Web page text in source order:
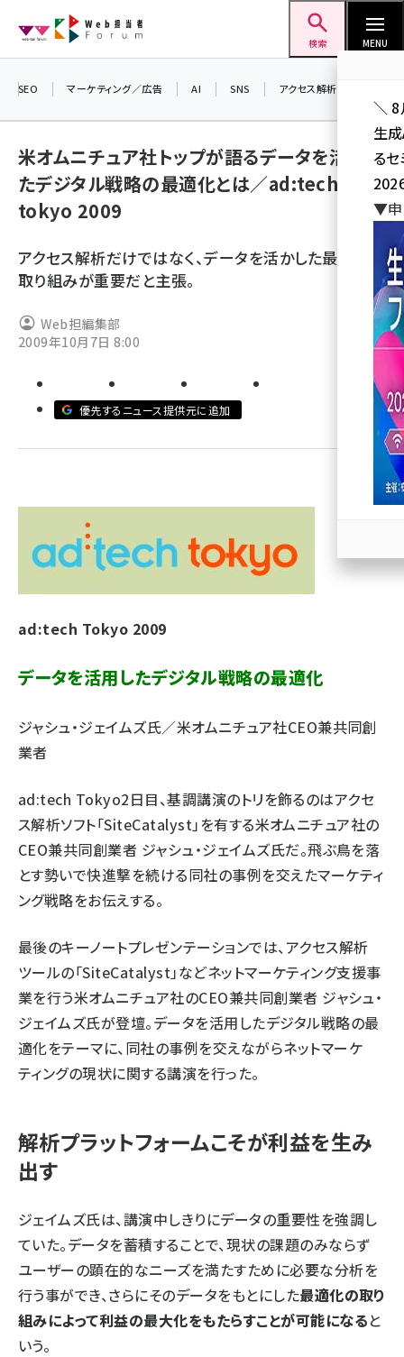
ン
検索 MENU
seo (3526)
youtube (2434)
セミナー (2307)
meo (1275)
SEO マーケティング／広告 AI SNS アクセス解析／データ分析
米オムニチュア社トップが語るデータを活用し
たデジタル戦略の最適化とは／ad:tech
tokyo 2009
アクセス解析だけではなく、データを活かした最適化の
取り組みが重要だと主張。
Web担編集部
2009年10月7日 8:00
優先するニュース提供元に追加
ad:tech Tokyo 2009
データを活用したデジタル戦略の最適化
ジャシュ・ジェイムズ氏／米オムニチュア社CEO兼共同創
業者
ad:tech Tokyo2日目、基調講演のトリを飾るのはアクセ
ス解析ソフト「SiteCatalyst」を有する米オムニチュア社の
CEO兼共同創業者 ジャシュ・ジェイムズ氏だ。飛ぶ鳥を落
とす勢いで快進撃を続ける同社の事例を交えたマーケティ
ング戦略をお伝えする。
最後のキーノートプレゼンテーションでは、アクセス解析
ツールの「SiteCatalyst」などネットマーケティング支援事
業を行う米オムニチュア社のCEO兼共同創業者 ジャシュ・
ジェイムズ氏が登壇。データを活用したデジタル戦略の最
適化をテーマに、同社の事例を交えながらネットマーケ
ティングの現状に関する講演を行った。
解析プラットフォームこそが利益を生み
出す
ジェイムズ氏は、講演中しきりにデータの重要性を強調し
ていた。データを蓄積することで、現状の課題のみならず
ユーザーの顕在的なニーズを満たすために必要な分析を
行う事ができ、さらにそのデータをもとにした最適化の取り
組みによって利益の最大化をもたらすことが可能になると
いう。
＼ 8
生
る
▼申